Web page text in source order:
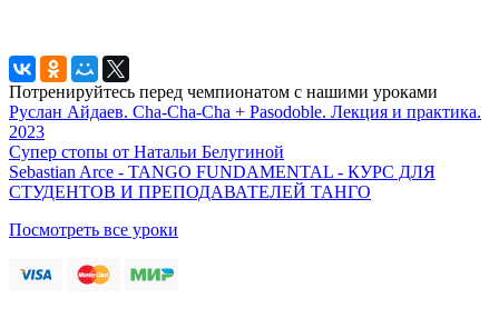
Потренируйтесь перед чемпионатом с нашими уроками
Руслан Айдаев. Cha-Cha-Cha + Pasodoble. Лекция и практика.
2023
Супер стопы от Натальи Белугиной
Sebastian Arce - TANGO FUNDAMENTAL - КУРС ДЛЯ
СТУДЕНТОВ И ПРЕПОДАВАТЕЛЕЙ ТАНГО
Посмотреть все уроки